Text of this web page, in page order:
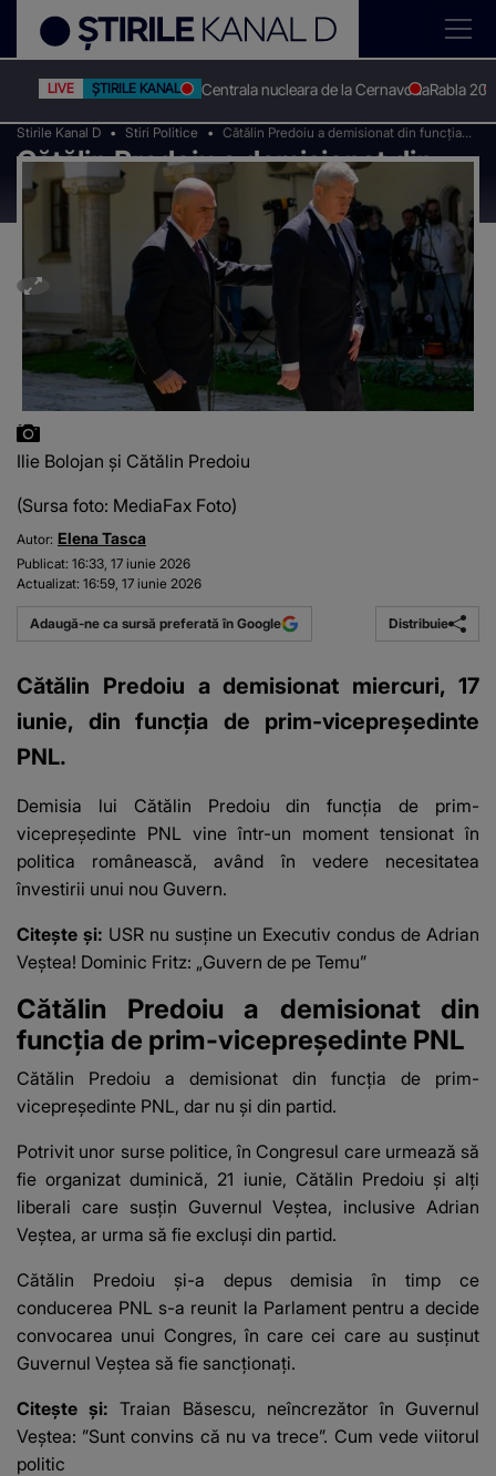
LIVE ȘTIRILE KANAL D Centrala nucleara de la CernavodaRabla
Stirile Kanal D Stiri Politice
Cătălin Predoiu a demisionat din funcția
de prim-vicepreședinte PNL
Cătălin Predoiu a demisionat din
funcția de prim-vicepreședinte PNL
Ilie Bolojan și Cătălin Predoiu
(Sursa foto: MediaFax Foto)
Autor: Elena Tasca
Publicat: 16:33, 17 iunie 2026
Actualizat: 16:59, 17 iunie 2026
Adaugă-ne ca sursă preferată în Google Distribuie
Cătălin Predoiu a demisionat miercuri, 17
iunie, din funcția de prim-vicepreședinte
PNL.
Demisia lui Cătălin Predoiu din funcția de prim-
vicepreședinte PNL vine într-un moment tensionat în
politica românească, având în vedere necesitatea
învestirii unui nou Guvern.
Citește și: USR nu susține un Executiv condus de Adrian
Veștea! Dominic Fritz: „Guvern de pe Temu”
Cătălin Predoiu a demisionat din
funcția de prim-vicepreședinte PNL
Cătălin Predoiu a demisionat din funcția de prim-
vicepreședinte PNL, dar nu și din partid.
Potrivit unor surse politice, în Congresul care urmează să
fie organizat duminică, 21 iunie, Cătălin Predoiu și alți
liberali care susțin Guvernul Veștea, inclusive Adrian
Veștea, ar urma să fie excluși din partid.
Cătălin Predoiu și-a depus demisia în timp ce
conducerea PNL s-a reunit la Parlament pentru a decide
convocarea unui Congres, în care cei care au susţinut
Guvernul Veştea să fie sancţionaţi.
Citește și:Traian Băsescu, neîncrezător în Guvernul
Veștea: ”Sunt convins că nu va trece”. Cum vede viitorul
politic